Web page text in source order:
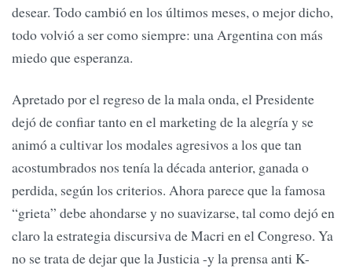
desear. Todo cambió en los últimos meses, o mejor dicho,
todo volvió a ser como siempre: una Argentina con más
miedo que esperanza.
Apretado por el regreso de la mala onda, el Presidente
dejó de confiar tanto en el marketing de la alegría y se
animó a cultivar los modales agresivos a los que tan
acostumbrados nos tenía la década anterior, ganada o
perdida, según los criterios. Ahora parece que la famosa
“grieta” debe ahondarse y no suavizarse, tal como dejó en
claro la estrategia discursiva de Macri en el Congreso. Ya
no se trata de dejar que la Justicia -y la prensa anti K-